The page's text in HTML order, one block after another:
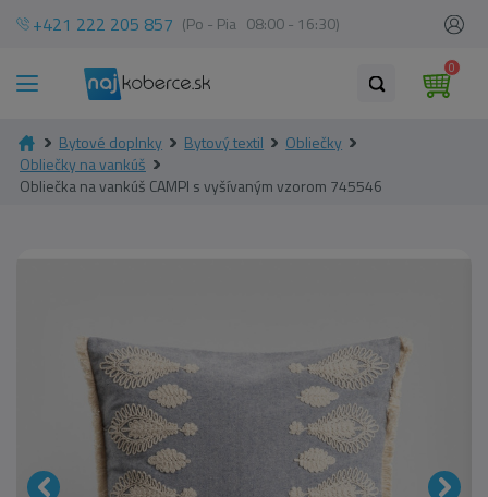
+421 222 205 857 (Po - Pia 08:00 - 16:30)
0
Bytové doplnky Bytový textil
Obliečky
Obliečky na vankúš
Obliečka na vankúš CAMPI s vyšívaným vzorom 745546